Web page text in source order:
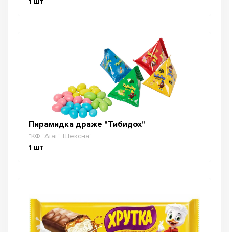
Пирамидка драже "Тибидох"
"КФ "Атаг" Шексна"
1 шт